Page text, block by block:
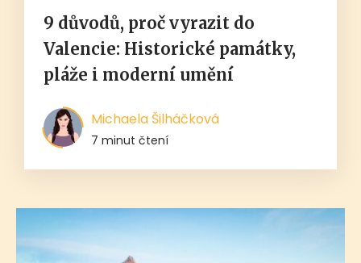
9 důvodů, proč vyrazit do
Valencie: Historické památky,
pláže i moderní umění
Michaela Šilháčková
7 minut čtení